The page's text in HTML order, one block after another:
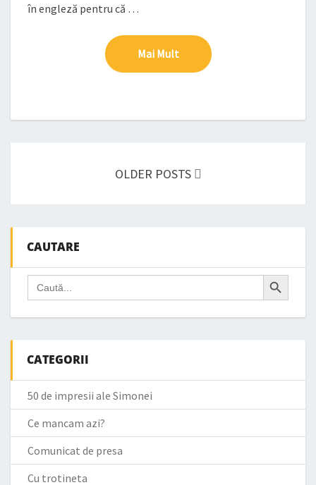
în engleză pentru că …
Mai MultMai Mult
OLDER POSTS
CAUTARE
Search
for:
Search Button
CATEGORII
50 de impresii ale Simonei
Ce mancam azi?
Comunicat de presa
Cu trotineta